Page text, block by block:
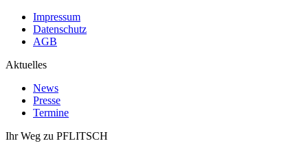
Impressum
Datenschutz
AGB
Aktuelles
News
Presse
Termine
Ihr Weg zu PFLITSCH